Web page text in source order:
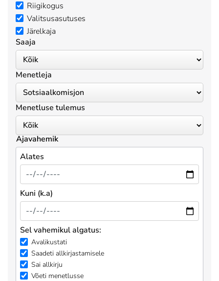
Riigikogus
Valitsusasutuses
Järelkaja
Saaja
Menetleja
Menetluse tulemus
Ajavahemik
Alates
Kuni (k.a)
Sel vahemikul algatus:
Avalikustati
Saadeti allkirjastamisele
Sai allkirju
Võeti menetlusse